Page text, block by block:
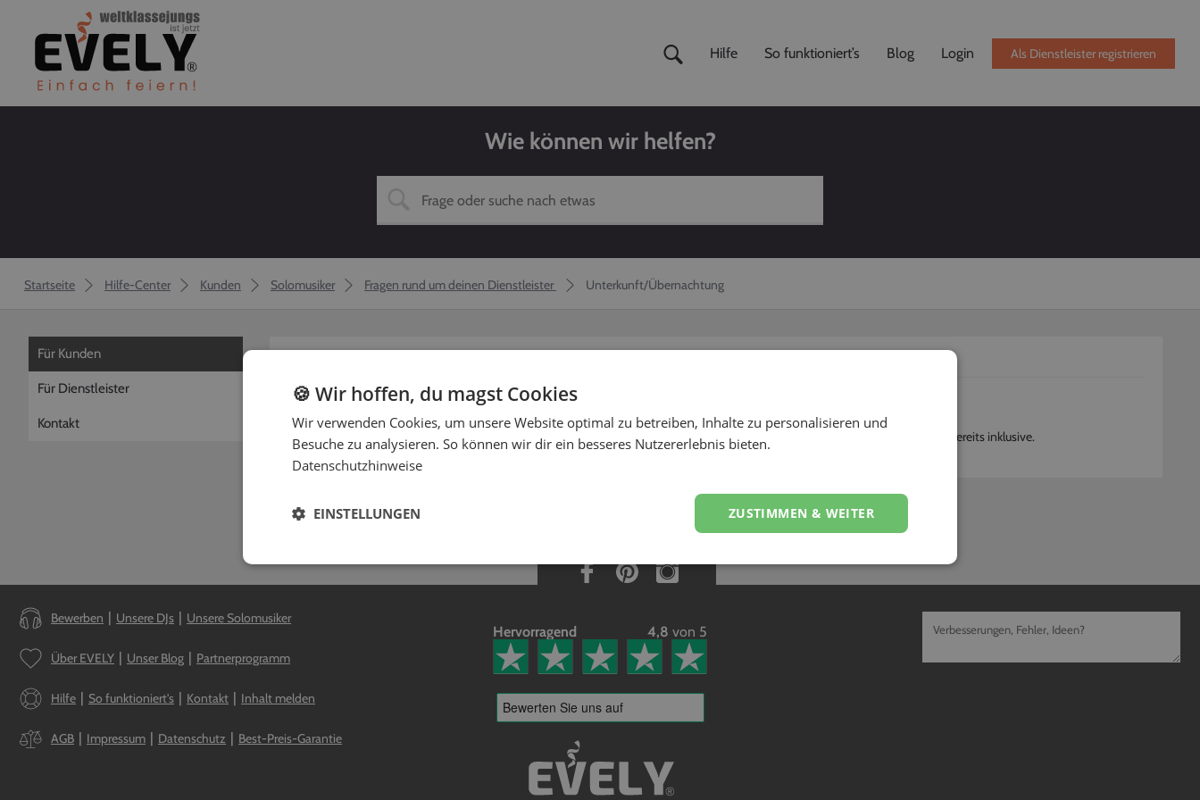
Hilfe So funktioniert’s Blog Login Als Dienstleister registrieren
Wie können wir helfen?
Startseite Hilfe-Center Kunden Solomusiker Fragen rund um deinen Dienstleister Unterkunft/Übernachtung
Für Kunden
Für Dienstleister
Kontakt
Muss ich für die Unterkunft/Übernachtung des Dienstleister sorgen?
Nein, grundsätzlich sind die Preise auf EVELY all inclusive, d.h. auch die Kosten für eine Übernachtung des Dienstleisters sind bereits inklusive.
Bewerben Unsere DJs Unsere Solomusiker
Über EVELY Unser Blog Partnerprogramm
Hilfe So funktioniert's Kontakt Inhalt melden
AGB Impressum Datenschutz Best-Preis-Garantie
Hervorragend 4,8 von 5
🍪 Wir hoffen, du magst Cookies
Wir verwenden Cookies, um unsere Website optimal zu betreiben, Inhalte zu personalisieren und
Besuche zu analysieren. So können wir dir ein besseres Nutzererlebnis bieten.
Datenschutzhinweise
ZUSTIMMEN & WEITER
EINSTELLUNGEN